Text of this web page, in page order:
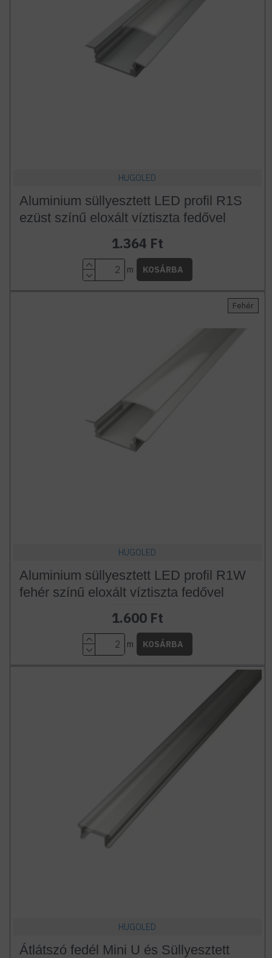
HUGOLED
Aluminium süllyesztett LED profil R1S
ezüst színű eloxált víztiszta fedővel
1.364 Ft
m KOSÁRBA
Fehér
HUGOLED
Aluminium süllyesztett LED profil R1W
fehér színű eloxált víztiszta fedővel
1.600 Ft
m KOSÁRBA
HUGOLED
Átlátszó fedél Mini U és Süllyesztett